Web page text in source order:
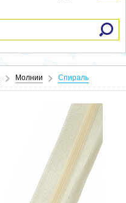
Молнии Спираль